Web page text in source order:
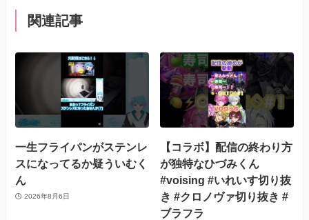
関連記事
一生フライパンがステンレ
スになってるか疑ういむく
ん
2026年8月6日
【コラボ】配信の終わり方
が独特なひづみくん
#voising #いれいす切り抜
き #クロノヴァ切り抜き #
ブラフラ